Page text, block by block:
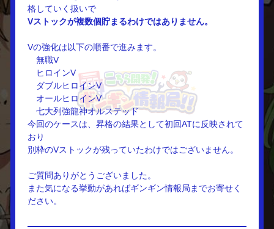
格していく扱いで
Vストックが複数個貯まるわけではありません。
Vの強化は以下の順番で進みます。
無職V
ヒロインV
ダブルヒロインV
オールヒロインV
七大列強龍神オルステッド
今回のケースは、昇格の結果として初回ATに反映されて
おり
別枠のVストックが残っていたわけではございません。
ご質問ありがとうございました。
また気になる挙動があればギンギン情報局までお寄せく
ださい。